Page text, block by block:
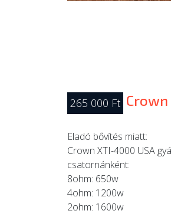
265 000 Ft Crown
Eladó bővítés miatt:
Crown XTI-4000 USA
csatornánként:
8ohm: 650w
4ohm: 1200w
2ohm: 1600w